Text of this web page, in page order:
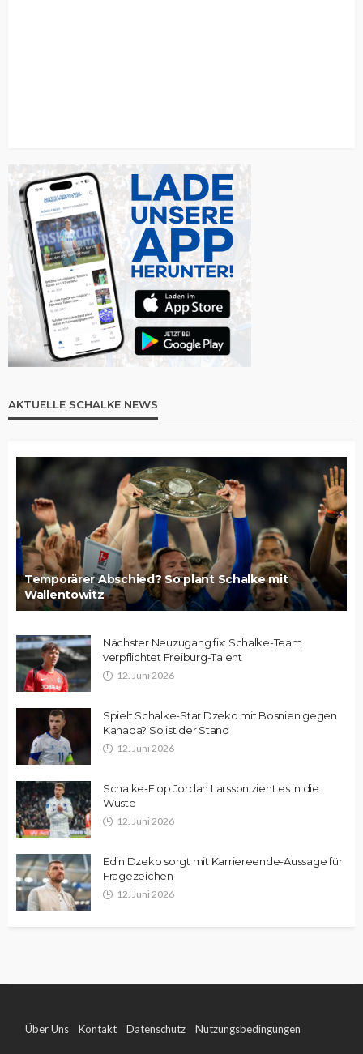
AKTUELLE SCHALKE NEWS
Temporärer Abschied? So plant Schalke mit
Wallentowitz
Nächster Neuzugang fix: Schalke-Team
verpflichtet Freiburg-Talent
12. Juni 2026
Spielt Schalke-Star Dzeko mit Bosnien gegen
Kanada? So ist der Stand
12. Juni 2026
Schalke-Flop Jordan Larsson zieht es in die
Wüste
12. Juni 2026
Edin Dzeko sorgt mit Karriereende-Aussage für
Fragezeichen
12. Juni 2026
Über Uns Kontakt Datenschutz Nutzungsbedingungen